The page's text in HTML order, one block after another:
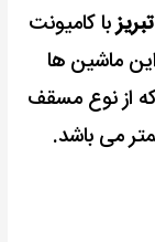
با کامیونت
ماشین ها
از نوع مسقف
می باشد.